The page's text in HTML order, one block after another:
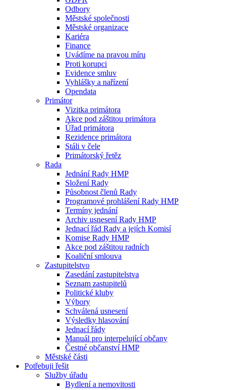
Odbory
Městské společnosti
Městské organizace
Kariéra
Finance
Uvádíme na pravou míru
Proti korupci
Evidence smluv
Vyhlášky a nařízení
Opendata
Primátor
Vizitka primátora
Akce pod záštitou primátora
Úřad primátora
Rezidence primátora
Stáli v čele
Primátorský řetěz
Rada
Jednání Rady HMP
Složení Rady
Působnost členů Rady
Programové prohlášení Rady HMP
Termíny jednání
Archiv usnesení Rady HMP
Jednací řád Rady a jejích Komisí
Komise Rady HMP
Akce pod záštitou radních
Koaliční smlouva
Zastupitelstvo
Zasedání zastupitelstva
Seznam zastupitelů
Politické kluby
Výbory
Schválená usnesení
Výsledky hlasování
Jednací řády
Manuál pro interpelující občany
Čestné občanství HMP
Městské části
Potřebuji řešit
Služby úřadu
Bydlení a nemovitosti